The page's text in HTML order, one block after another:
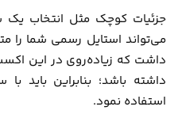
جزئیات کوچک مثل انتخاب یک
می‌تواند استایل رسمی شما را
داشت که زیاده‌روی در این
داشته باشد؛ بنابراین باید
استفاده نمود.